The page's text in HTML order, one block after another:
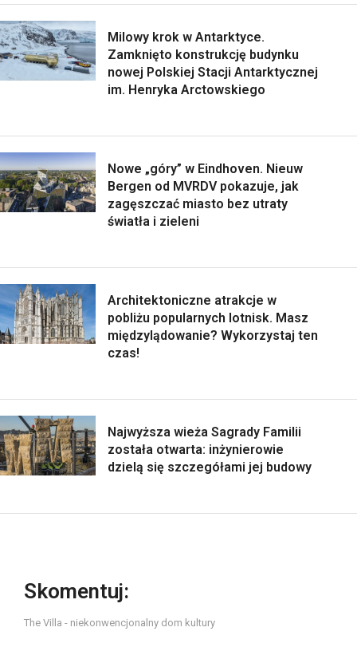
Milowy krok w Antarktyce.
Zamknięto konstrukcję budynku
nowej Polskiej Stacji Antarktycznej
im. Henryka Arctowskiego
Nowe „góry” w Eindhoven. Nieuw
Bergen od MVRDV pokazuje, jak
zagęszczać miasto bez utraty
światła i zieleni
Architektoniczne atrakcje w
pobliżu popularnych lotnisk. Masz
międzylądowanie? Wykorzystaj ten
czas!
Najwyższa wieża Sagrady Familii
została otwarta: inżynierowie
dzielą się szczegółami jej budowy
Skomentuj:
The Villa - niekonwencjonalny dom kultury